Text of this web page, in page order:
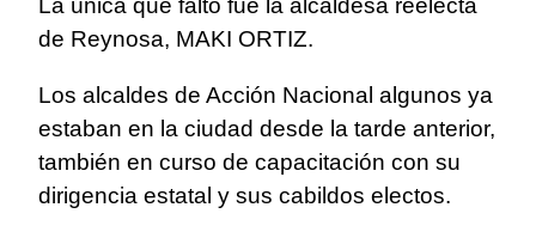
La única que faltó fue la alcaldesa reelecta
de Reynosa, MAKI ORTIZ.
Los alcaldes de Acción Nacional algunos ya
estaban en la ciudad desde la tarde anterior,
también en curso de capacitación con su
dirigencia estatal y sus cabildos electos.